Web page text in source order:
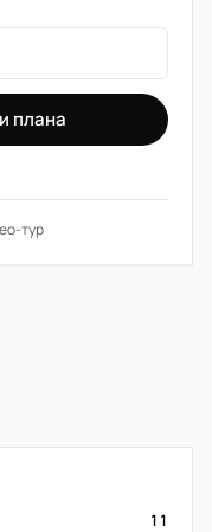
плана
тур
11